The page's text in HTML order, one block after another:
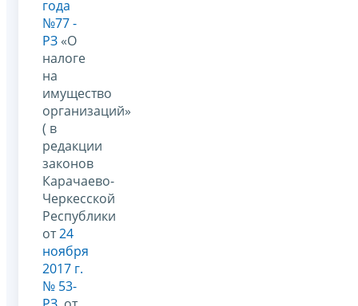
года
№77 -
РЗ «О
налоге
на
имущество
организаций»
( в
редакции
законов
Карачаево-
Черкесской
Республики
от24
ноября
2017 г.
№ 53-